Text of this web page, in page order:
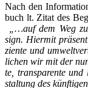
Nach den
buch lt. Zitat des
„…auf dem Weg
sign. Hier­mit
zi­en­te und
li­chen wir mit der
te, trans­pa­ren­te
stal­tung des